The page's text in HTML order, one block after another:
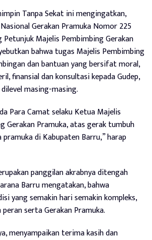
Tanpa Sekat ini mengingatkan,
Gerakan Pramuka Nomor 225
Majelis Pembimbing Gerakan
bahwa tugas Majelis Pembimbing
dan bantuan yang bersifat moral,
finansial dan konsultasi kepada Gudep,
masing-masing.
Para Camat selaku Ketua Majelis
Gerakan Pramuka, atas gerak tumbuh
di Kabupaten Barru,” harap
panggilan akrabnya ditengah
Barru mengatakan, bahwa
yang semakin hari semakin kompleks,
serta Gerakan Pramuka.
menyampaikan terima kasih dan